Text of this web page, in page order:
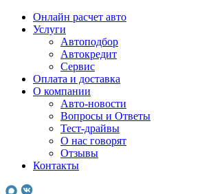
Skip
Онлайн расчет авто
Услуги
Автоподбор
Автокредит
Сервис
Оплата и доставка
О компании
Авто-новости
Вопросы и Ответы
Тест-драйвы
О нас говорят
Отзывы
Контакты